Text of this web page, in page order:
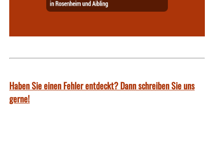
Haben Sie einen Fehler entdeckt? Dann schreiben Sie uns
gerne!